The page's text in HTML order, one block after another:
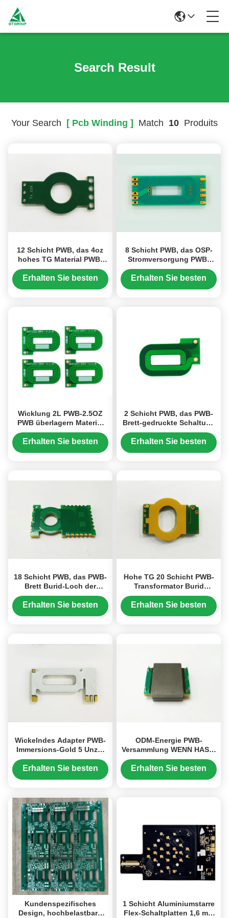
Search Result
Your Search [ Pcb Winding ] Match 10 Produits
12 Schicht PWB, das 4oz
hohes TG Material PWB-
Adapter-IT180A TG170
wickelt
Erhalten Sie besten
8 Schicht PWB, das OSP-
Stromversorgung PWB-
Versammlung 0.508mm
S1000-2 wickelt
Erhalten Sie besten
Wicklung 2L PWB-2.5OZ
PWB überlagern Material
S1141 Zählung ENIG
0.30mm
Erhalten Sie besten
2 Schicht PWB, das PWB-
Brett-gedruckte Schaltung
S1141 ENIG-0.30mm wickelt
Erhalten Sie besten
18 Schicht PWB, das PWB-
Brett Burid-Loch der
gedruckten Schaltung
3OZ/5OZ wickelt
Erhalten Sie besten
Hohe TG 20 Schicht PWB-
Transformator Burid
durchlöchern ENIG
3.95+/-10%Mm
Erhalten Sie besten
Wickelndes Adapter PWB-
Immersions-Gold 5 Unze-
Kupfer-Stärke hoher Tg
Erhalten Sie besten
ODM-Energie PWB-
Versammlung WENN HASL-
Transformator PWB-
Immersions-Gold
Erhalten Sie besten
Kundenspezifisches
Design, hochbelastbare
1 Schicht Aluminiumstarre
Flex-Schaltplatten 1,6 mm